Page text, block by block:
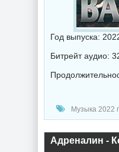
Год выпуска:
Битрейт аудио:
Музыка 2022 года /